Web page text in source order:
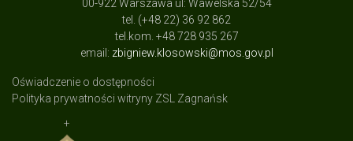
00-922 Warszawa ul: Wawelska 52/54
tel. (+48 22) 36 92 862
tel.kom. +48 728 935 267
email: zbigniew.klosowski@mos.gov.pl
Oświadczenie o dostępności
Polityka prywatności witryny ZSL Zagnańsk
+